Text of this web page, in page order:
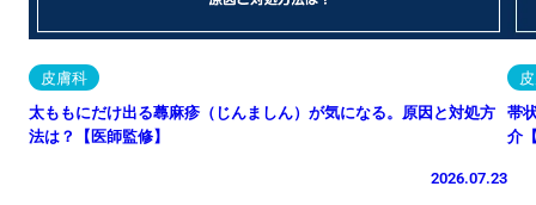
皮膚科
太ももにだけ出る蕁麻疹（じんましん）が気になる。原因と対処方
法は？【医師監修】
2026.07.23
帯
介